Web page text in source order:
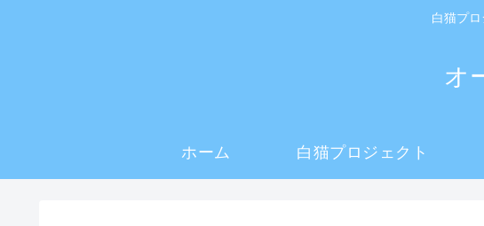
白猫プ
オ
ホーム 白猫プロジェクト